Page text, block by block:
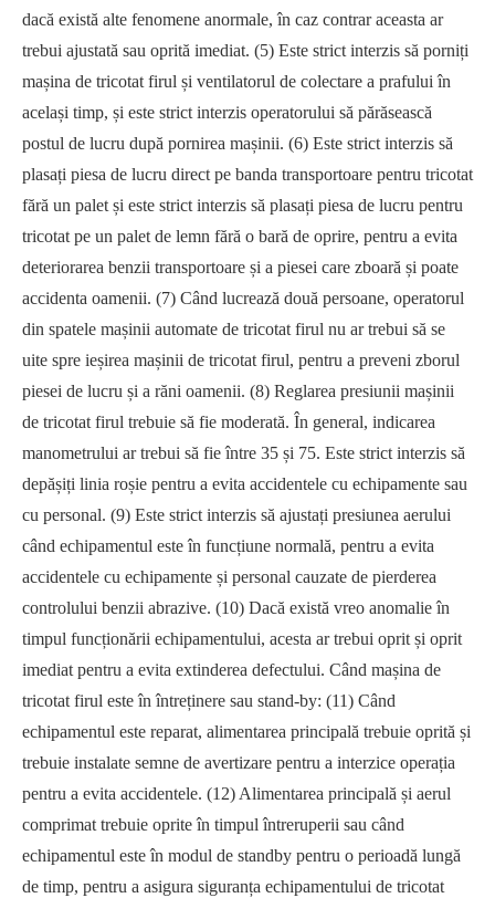
dacă există alte fenomene anormale, în caz contrar aceasta ar
trebui ajustată sau oprită imediat. (5) Este strict interzis să porniți
mașina de tricotat firul și ventilatorul de colectare a prafului în
același timp, și este strict interzis operatorului să părăsească
postul de lucru după pornirea mașinii. (6) Este strict interzis să
plasați piesa de lucru direct pe banda transportoare pentru tricotat
fără un palet și este strict interzis să plasați piesa de lucru pentru
tricotat pe un palet de lemn fără o bară de oprire, pentru a evita
deteriorarea benzii transportoare și a piesei care zboară și poate
accidenta oamenii. (7) Când lucrează două persoane, operatorul
din spatele mașinii automate de tricotat firul nu ar trebui să se
uite spre ieșirea mașinii de tricotat firul, pentru a preveni zborul
piesei de lucru și a răni oamenii. (8) Reglarea presiunii mașinii
de tricotat firul trebuie să fie moderată. În general, indicarea
manometrului ar trebui să fie între 35 și 75. Este strict interzis să
depășiți linia roșie pentru a evita accidentele cu echipamente sau
cu personal. (9) Este strict interzis să ajustați presiunea aerului
când echipamentul este în funcțiune normală, pentru a evita
accidentele cu echipamente și personal cauzate de pierderea
controlului benzii abrazive. (10) Dacă există vreo anomalie în
timpul funcționării echipamentului, acesta ar trebui oprit și oprit
imediat pentru a evita extinderea defectului. Când mașina de
tricotat firul este în întreținere sau stand-by: (11) Când
echipamentul este reparat, alimentarea principală trebuie oprită și
trebuie instalate semne de avertizare pentru a interzice operația
pentru a evita accidentele. (12) Alimentarea principală și aerul
comprimat trebuie oprite în timpul întreruperii sau când
echipamentul este în modul de standby pentru o perioadă lungă
de timp, pentru a asigura siguranța echipamentului de tricotat